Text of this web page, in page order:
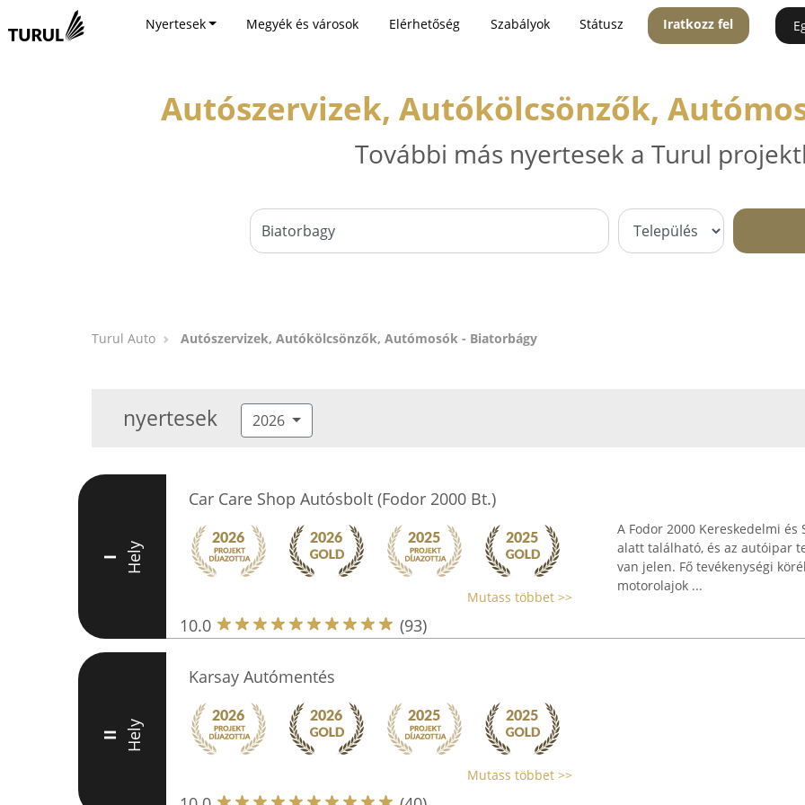
Nyertesek Megyék és városok Elérhetőség Szabályok Státusz Iratkozz fel
Autószervizek, Autókölcsönzők,
További más nyertesek a Turul
Turul Auto Autószervizek, Autókölcsönzők, Autómosók - Biatorbágy
nyertesek 2026
I Hely
Car Care Shop Autósbolt (Fodor 2000 Bt.)
Mutass többet >>
10.0 (93)
A Fodor 2000 Kereskedelmi
alatt található, és az autóipar
van jelen. Fő tevékenységi
motorolajok ...
II Hely
Karsay Autómentés
Mutass többet >>